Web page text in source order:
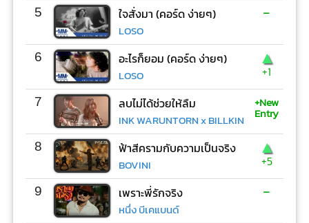
5 ใจสั่งมา (คอร์ด ง่ายๆ)
LOSO
-
6 อะไรก็ยอม (คอร์ด ง่ายๆ)
LOSO
▲
+1
7 ลบไม่ได้ช่วยให้ลืม
INK WARUNTORN x BILLKIN
+New
Entry
8 ฟ้าสีครามกับความเป็นจริง
BOVINI
▲
+5
9 เพราะพี่รักจริง
หนึ่ง บีเคแบนด์
-